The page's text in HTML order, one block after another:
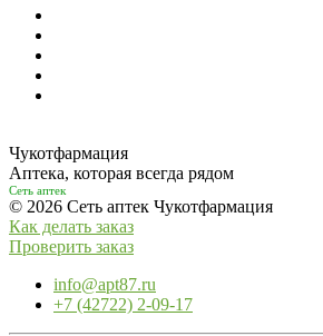
Чукотфармация
Аптека, которая всегда рядом
Сеть аптек
© 2026 Сеть аптек Чукотфармация
Как делать заказ
Проверить заказ
info@apt87.ru
+7 (42722) 2-09-17